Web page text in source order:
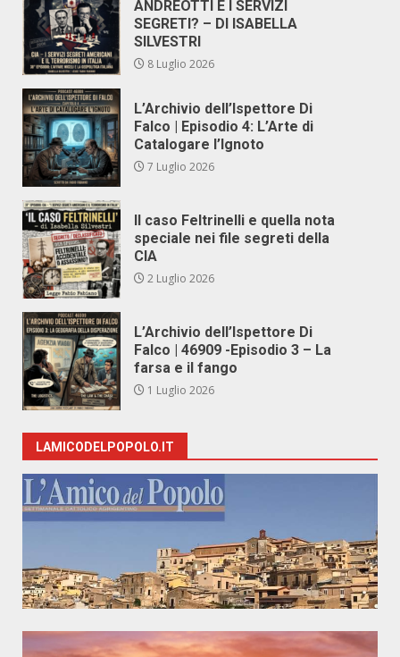
ANDREOTTI E I SERVIZI
SEGRETI? – DI ISABELLA
SILVESTRI
8 Luglio 2026
L’Archivio dell’Ispettore Di
Falco | Episodio 4: L’Arte di
Catalogare l’Ignoto
7 Luglio 2026
Il caso Feltrinelli e quella nota
speciale nei file segreti della
CIA
2 Luglio 2026
L’Archivio dell’Ispettore Di
Falco | 46909 -Episodio 3 – La
farsa e il fango
1 Luglio 2026
LAMICODELPOPOLO.IT